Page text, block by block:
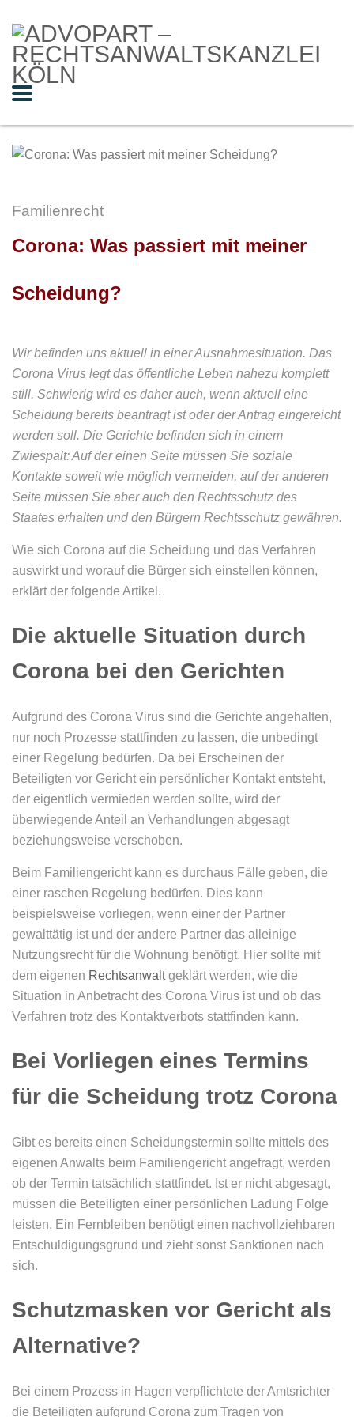
Familienrecht
Corona: Was passiert mit meiner
Scheidung?
Wir befinden uns aktuell in einer Ausnahmesituation. Das
Corona Virus legt das öffentliche Leben nahezu komplett
still. Schwierig wird es daher auch, wenn aktuell eine
Scheidung bereits beantragt ist oder der Antrag eingereicht
werden soll. Die Gerichte befinden sich in einem
Zwiespalt: Auf der einen Seite müssen Sie soziale
Kontakte soweit wie möglich vermeiden, auf der anderen
Seite müssen Sie aber auch den Rechtsschutz des
Staates erhalten und den Bürgern Rechtsschutz gewähren.
Wie sich Corona auf die Scheidung und das Verfahren
auswirkt und worauf die Bürger sich einstellen können,
erklärt der folgende Artikel.
Die aktuelle Situation durch
Corona bei den Gerichten
Aufgrund des Corona Virus sind die Gerichte angehalten,
nur noch Prozesse stattfinden zu lassen, die unbedingt
einer Regelung bedürfen. Da bei Erscheinen der
Beteiligten vor Gericht ein persönlicher Kontakt entsteht,
der eigentlich vermieden werden sollte, wird der
überwiegende Anteil an Verhandlungen abgesagt
beziehungsweise verschoben.
Beim Familiengericht kann es durchaus Fälle geben, die
einer raschen Regelung bedürfen. Dies kann
beispielsweise vorliegen, wenn einer der Partner
gewalttätig ist und der andere Partner das alleinige
Nutzungsrecht für die Wohnung benötigt. Hier sollte mit
dem eigenen Rechtsanwaltgeklärt werden, wie die
Situation in Anbetracht des Corona Virus ist und ob das
Verfahren trotz des Kontaktverbots stattfinden kann.
Bei Vorliegen eines Termins
für die Scheidung trotz Corona
Gibt es bereits einen Scheidungstermin sollte mittels des
eigenen Anwalts beim Familiengericht angefragt, werden
ob der Termin tatsächlich stattfindet. Ist er nicht abgesagt,
müssen die Beteiligten einer persönlichen Ladung Folge
leisten. Ein Fernbleiben benötigt einen nachvollziehbaren
Entschuldigungsgrund und zieht sonst Sanktionen nach
sich.
Schutzmasken vor Gericht als
Alternative?
Bei einem Prozess in Hagen verpflichtete der Amtsrichter
die Beteiligten aufgrund Corona zum Tragen von